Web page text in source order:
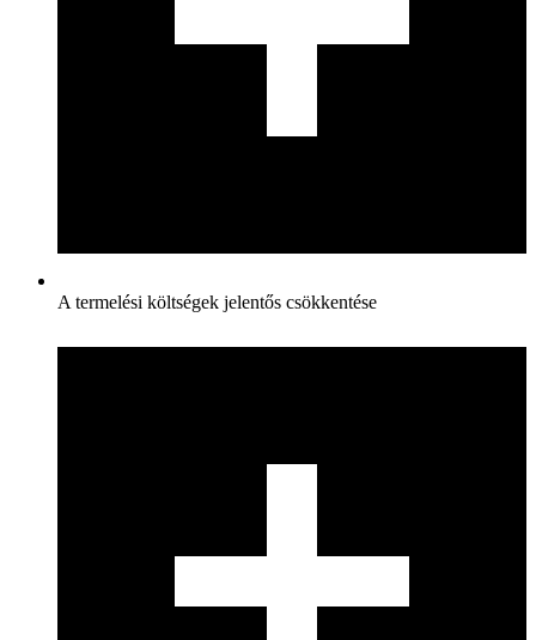
A termelési költségek jelentős csökkentése